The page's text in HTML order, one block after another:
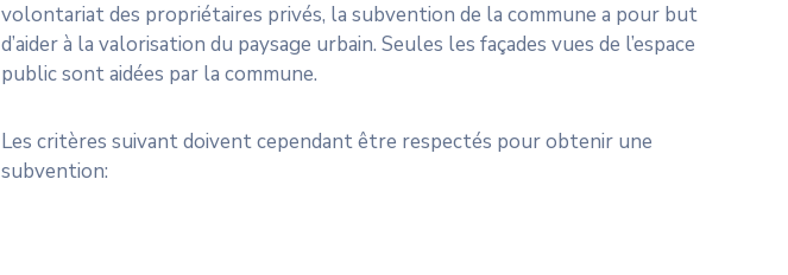
volontariat des propriétaires privés, la subvention de la commune a pour but
d’aider à la valorisation du paysage urbain. Seules les façades vues de l’espace
public sont aidées par la commune.
Les critères suivant doivent cependant être respectés pour obtenir une
subvention: